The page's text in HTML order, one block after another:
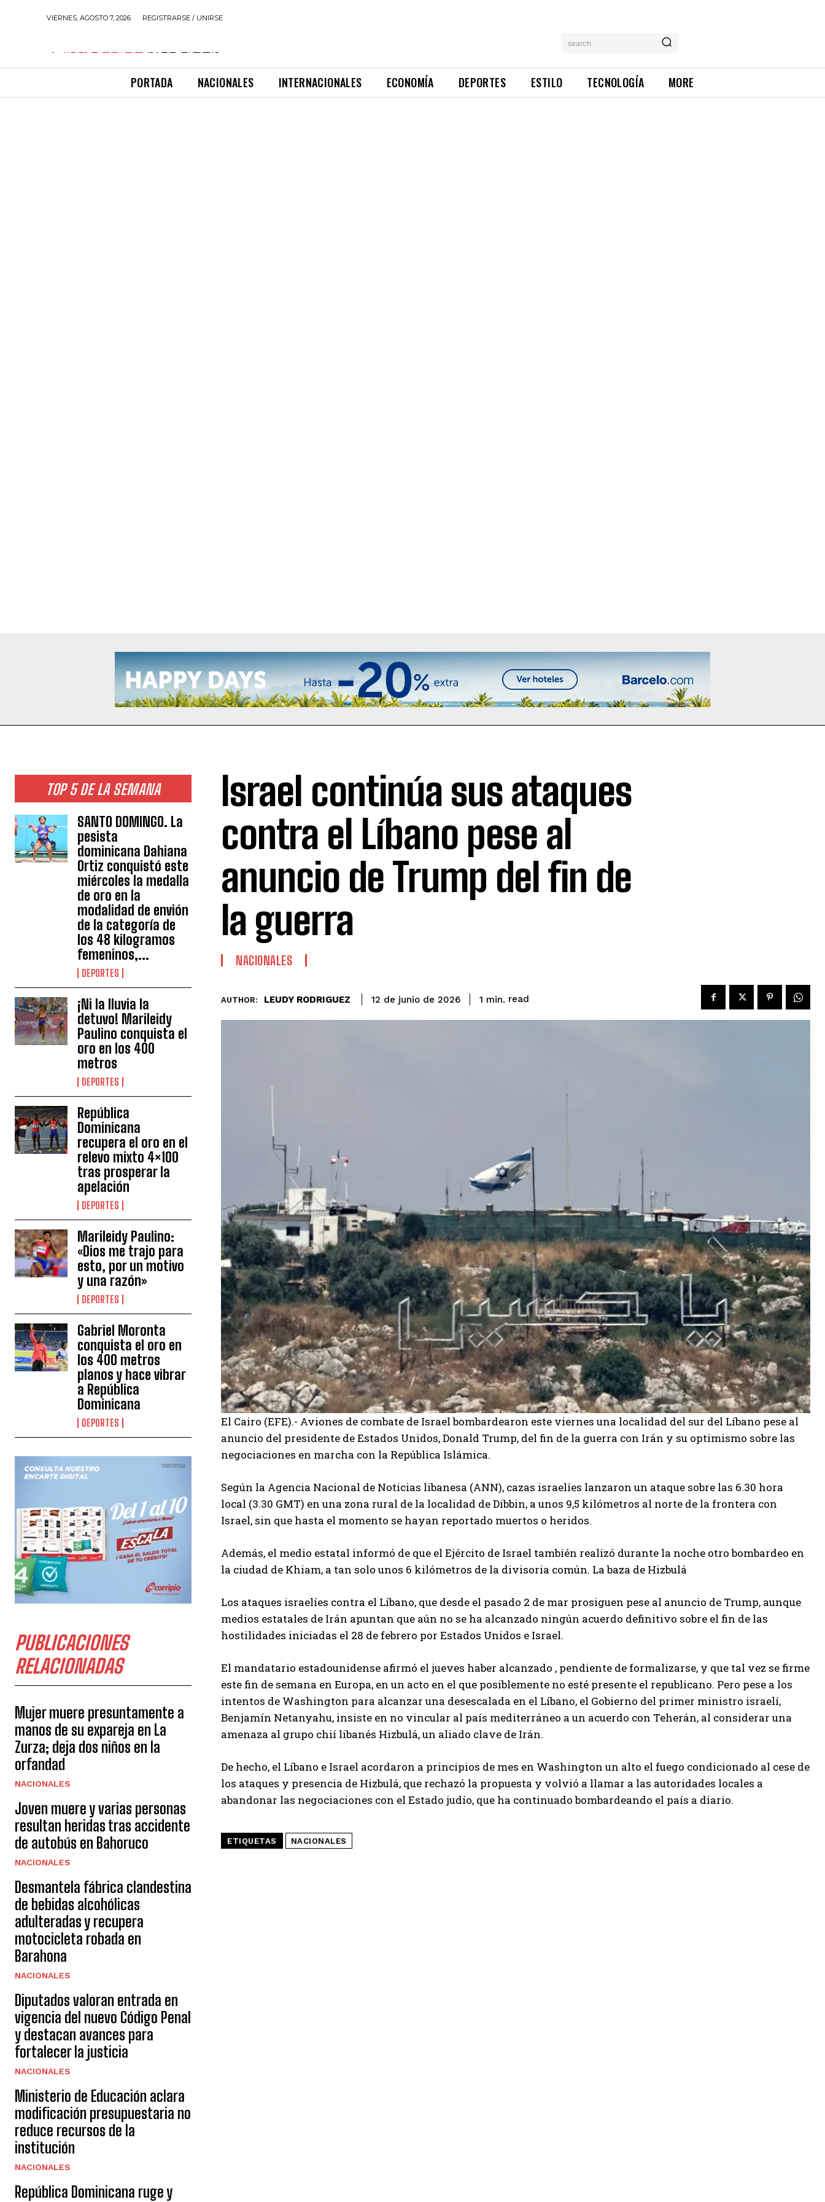
VIERNES, AGOSTO 7, 2026 REGISTRARSE / UNIRSE
search
PORTADA NACIONALES INTERNACIONALES ECONOMÍA DEPORTES ESTILO TECNOLOGÍA MORE
TOP 5 DE LA SEMANA
SANTO DOMINGO. La
pesista
dominicana Dahiana
Ortiz conquistó este
miércoles la medalla
de oro en la
modalidad de envión
de la categoría de
los 48 kilogramos
femeninos,...
DEPORTES
¡Ni la lluvia la
detuvo! Marileidy
Paulino conquista el
oro en los 400
metros
DEPORTES
República
Dominicana
recupera el oro en el
relevo mixto 4×100
tras prosperar la
apelación
DEPORTES
Marileidy Paulino:
«Dios me trajo para
esto, por un motivo
y una razón»
DEPORTES
Gabriel Moronta
conquista el oro en
los 400 metros
planos y hace vibrar
a República
Dominicana
DEPORTES
PUBLICACIONES
RELACIONADAS
Mujer muere presuntamente a
manos de su expareja en La
Zurza; deja dos niños en la
orfandad
NACIONALES
Joven muere y varias personas
resultan heridas tras accidente
de autobús en Bahoruco
NACIONALES
Desmantela fábrica clandestina
de bebidas alcohólicas
adulteradas y recupera
motocicleta robada en
Barahona
NACIONALES
Diputados valoran entrada en
vigencia del nuevo Código Penal
y destacan avances para
fortalecer la justicia
NACIONALES
Ministerio de Educación aclara
modificación presupuestaria no
reduce recursos de la
institución
NACIONALES
República Dominicana ruge y
Israel continúa sus ataques
contra el Líbano pese al
anuncio de Trump del fin de
la guerra
NACIONALES
AUTHOR: LEUDY RODRIGUEZ 12 de junio de 2026 1 min. read
El Cairo (EFE).- Aviones de combate de Israel bombardearon este viernes una localidad del sur del Líbano pese al
anuncio del presidente de Estados Unidos, Donald Trump, del fin de la guerra con Irán y su optimismo sobre las
negociaciones en marcha con la República Islámica.
Según la Agencia Nacional de Noticias libanesa (ANN), cazas israelíes lanzaron un ataque sobre las 6.30 hora
local (3.30 GMT) en una zona rural de la localidad de Dibbin, a unos 9,5 kilómetros al norte de la frontera con
Israel, sin que hasta el momento se hayan reportado muertos o heridos.
Además, el medio estatal informó de que el Ejército de Israel también realizó durante la noche otro bombardeo en
la ciudad de Khiam, a tan solo unos 6 kilómetros de la divisoria común. La baza de Hizbulá
Los ataques israelíes contra el Líbano, que desde el pasado 2 de mar prosiguen pese al anuncio de Trump, aunque
medios estatales de Irán apuntan que aún no se ha alcanzado ningún acuerdo definitivo sobre el fin de las
hostilidades iniciadas el 28 de febrero por Estados Unidos e Israel.
El mandatario estadounidense afirmó el jueves haber alcanzado , pendiente de formalizarse, y que tal vez se firme
este fin de semana en Europa, en un acto en el que posiblemente no esté presente el republicano. Pero pese a los
intentos de Washington para alcanzar una desescalada en el Líbano, el Gobierno del primer ministro israelí,
Benjamín Netanyahu, insiste en no vincular al país mediterráneo a un acuerdo con Teherán, al considerar una
amenaza al grupo chií libanés Hizbulá, un aliado clave de Irán.
De hecho, el Líbano e Israel acordaron a principios de mes en Washington un alto el fuego condicionado al cese de
los ataques y presencia de Hizbulá, que rechazó la propuesta y volvió a llamar a las autoridades locales a
abandonar las negociaciones con el Estado judío, que ha continuado bombardeando el país a diario.
ETIQUETAS NACIONALES